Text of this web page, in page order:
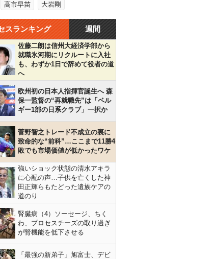
高市早苗 大岩剛
スランキング 週間
佐藤二朗は信州大経済学部から
就職氷河期にリクルートに入社
も、わずか1日で辞めて役者の道
へ
欧州初の日本人指揮官誕生へ 森
保一監督の“再就職先”は「ベル
ギー1部の日系クラブ」一択か
菅野智之トレード不成立の裏に
致命的な“前科”…ここまで11勝4
敗でも市場価値が低かったワケ
強いショック状態の清水アキラ
に心配の声…子供を亡くした神
田正輝らもたどった遺族ケアの
道のり
腎臓病（4）ソーセージ、ちく
わ、プロセスチーズの取り過ぎ
が腎機能を低下させる
「最強の新弟子」旭富士、デビ